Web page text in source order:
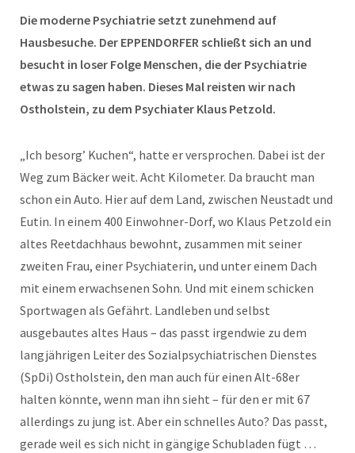
Die moderne Psychiatrie setzt zunehmend auf
Hausbesuche. Der EPPENDORFER schließt sich an und
besucht in loser Folge Menschen, die der Psychiatrie
etwas zu sagen haben. Dieses Mal reisten wir nach
Ostholstein, zu dem Psychiater Klaus Petzold.
„Ich besorg’ Kuchen“, hatte er versprochen. Dabei ist der
Weg zum Bäcker weit. Acht Kilometer. Da braucht man
schon ein Auto. Hier auf dem Land, zwischen Neustadt und
Eutin. In einem 400 Einwohner-Dorf, wo Klaus Petzold ein
altes Reetdachhaus bewohnt, zusammen mit seiner
zweiten Frau, einer Psychiaterin, und unter einem Dach
mit einem erwachsenen Sohn. Und mit einem schicken
Sportwagen als Gefährt. Landleben und selbst
ausgebautes altes Haus – das passt irgendwie zu dem
langjährigen Leiter des Sozialpsychiatrischen Dienstes
(SpDi) Ostholstein, den man auch für einen Alt-68er
halten könnte, wenn man ihn sieht – für den er mit 67
allerdings zu jung ist. Aber ein schnelles Auto? Das passt,
gerade weil es sich nicht in gängige Schubladen fügt …